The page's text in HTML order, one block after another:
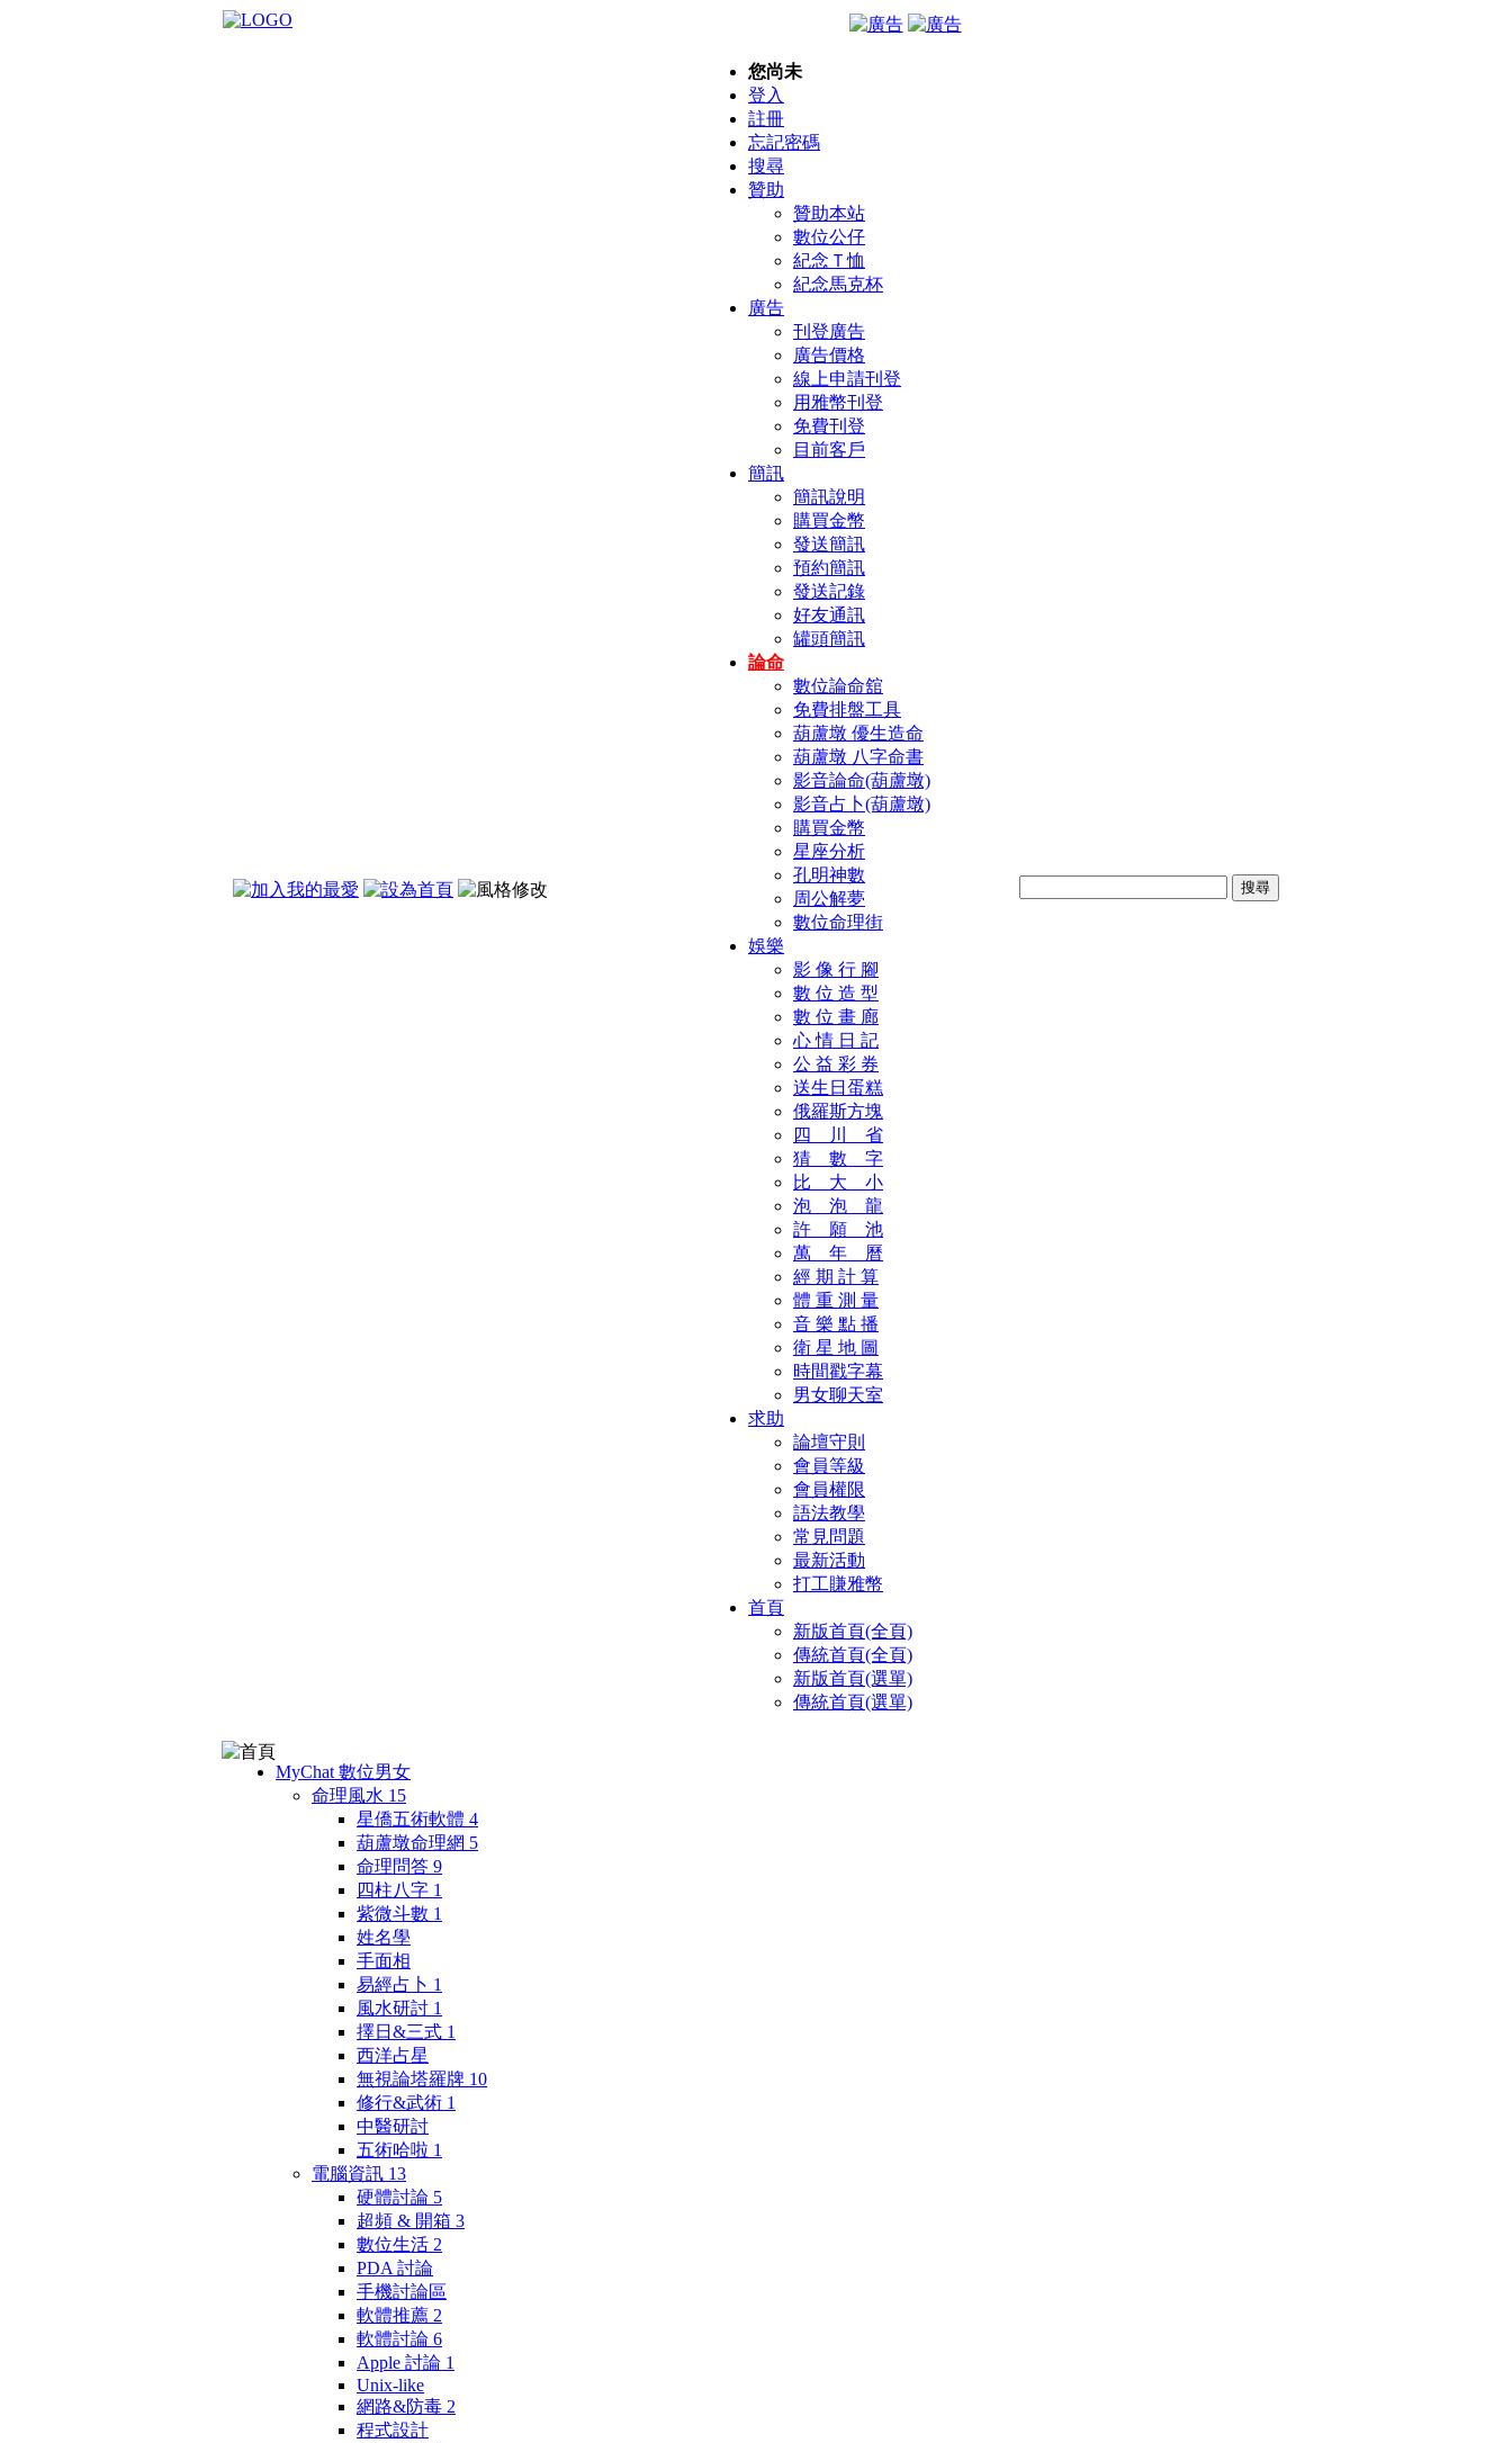
您尚未
登入
註冊
忘記密碼
搜尋
贊助
贊助本站
數位公仔
紀念Ｔ恤
紀念馬克杯
廣告
刊登廣告
廣告價格
線上申請刊登
用雅幣刊登
免費刊登
目前客戶
簡訊
簡訊說明
購買金幣
發送簡訊
預約簡訊
發送記錄
好友通訊
罐頭簡訊
論命
數位論命舘
免費排盤工具
葫蘆墩 優生造命
葫蘆墩 八字命書
影音論命(葫蘆墩)
影音占卜(葫蘆墩)
購買金幣
星座分析
孔明神數
周公解夢
數位命理街
娛樂
影 像 行 腳
數 位 造 型
數 位 畫 廊
心 情 日 記
公 益 彩 券
送生日蛋糕
俄羅斯方塊
四 川 省
猜 數 字
比 大 小
泡 泡 龍
許 願 池
萬 年 曆
經 期 計 算
體 重 測 量
音 樂 點 播
衛 星 地 圖
時間戳字幕
男女聊天室
求助
論壇守則
會員等級
會員權限
語法教學
常見問題
最新活動
打工賺雅幣
首頁
新版首頁(全頁)
傳統首頁(全頁)
新版首頁(選單)
傳統首頁(選單)
MyChat 數位男女
命理風水 15
星僑五術軟體 4
葫蘆墩命理網 5
命理問答 9
四柱八字 1
紫微斗數 1
姓名學
手面相
易經占卜 1
風水研討 1
擇日&三式 1
西洋占星
無視論塔羅牌 10
修行&武術 1
中醫研討
五術哈啦 1
電腦資訊 13
硬體討論 5
超頻 & 開箱 3
數位生活 2
PDA 討論
手機討論區
軟體推薦 2
軟體討論 6
Apple 討論 1
Unix-like
網路&防毒 2
程式設計